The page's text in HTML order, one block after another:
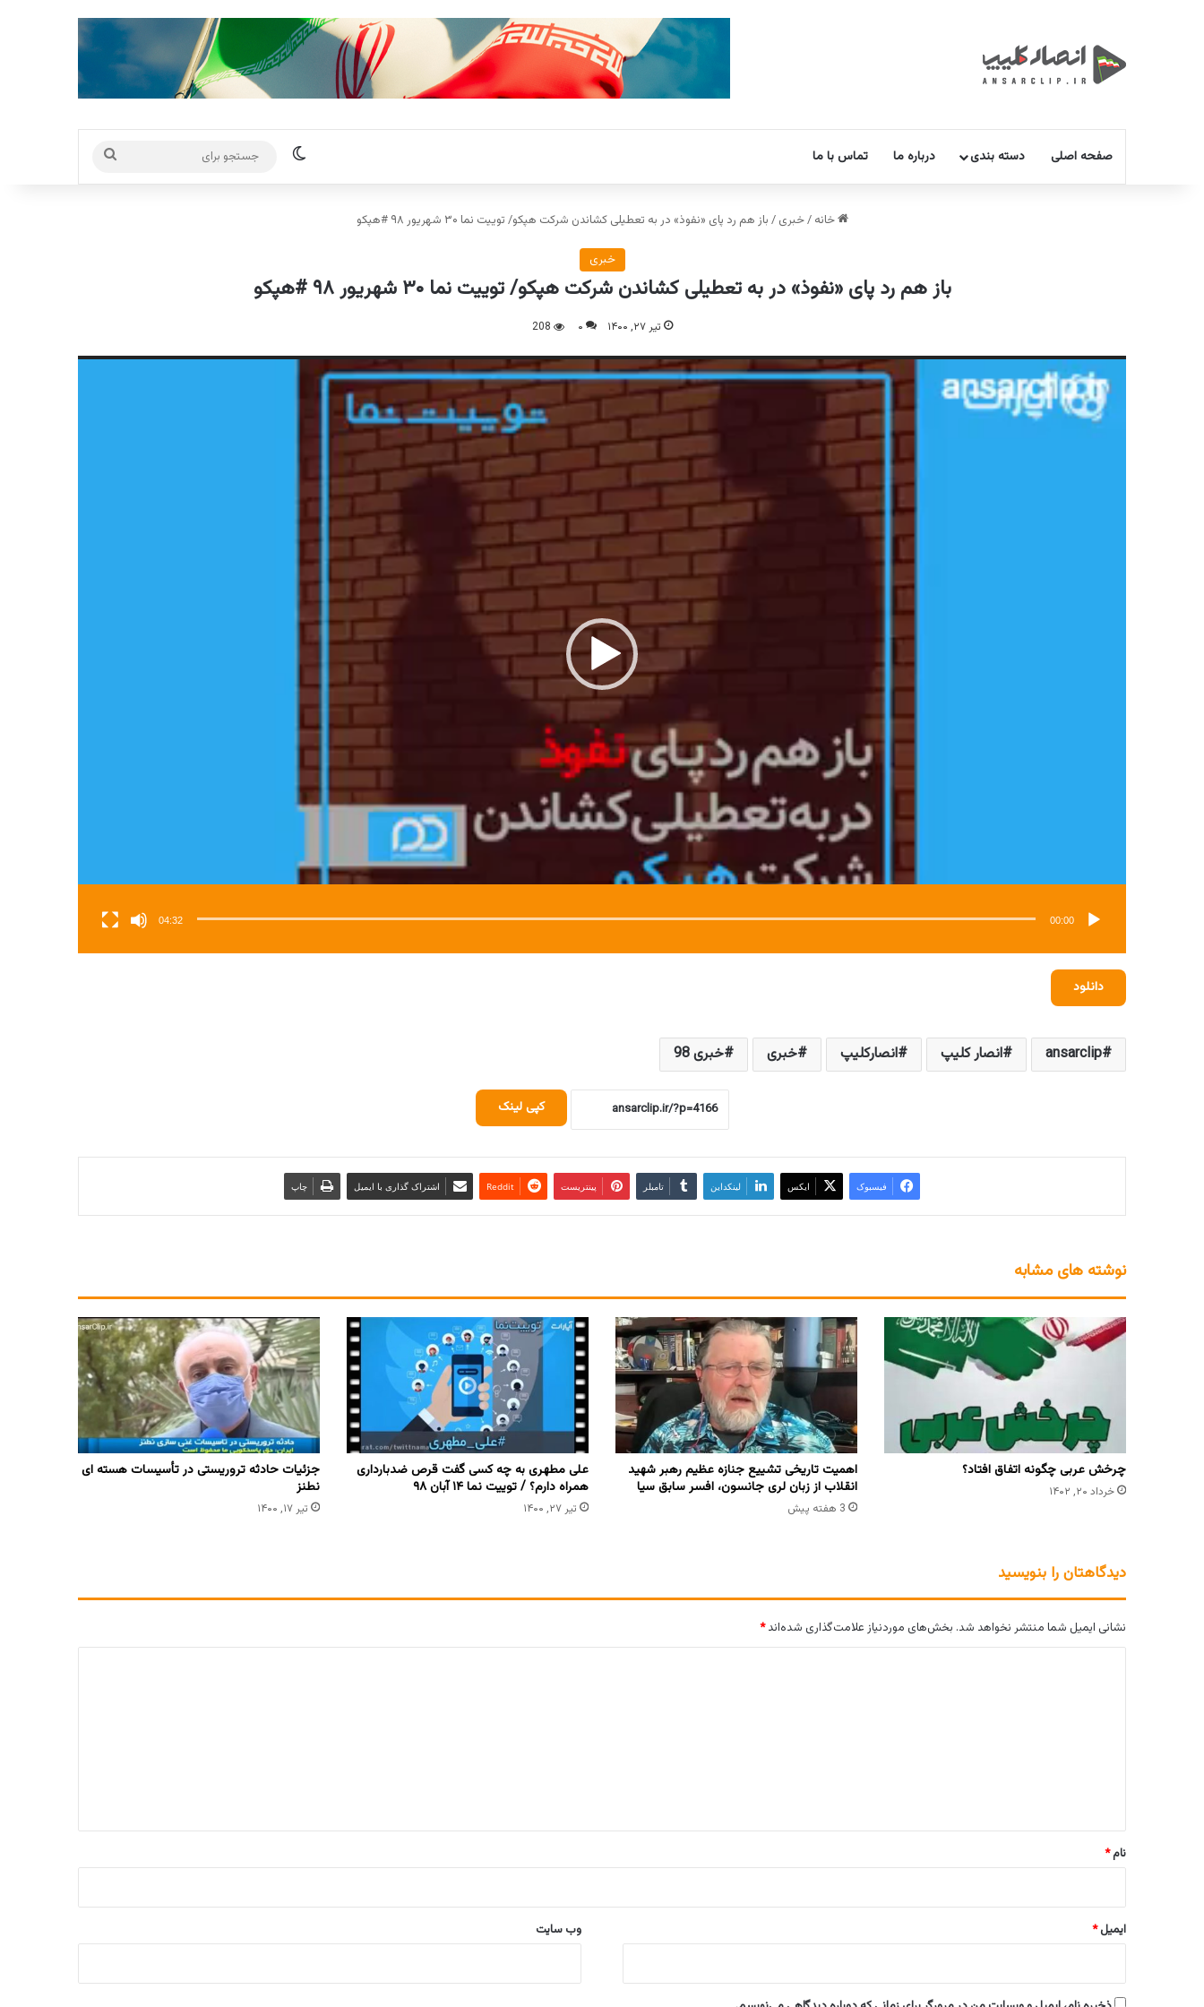
صفحه اصلی دسته بندی درباره ما تماس با ما تغییر پوسته
برای
خانه /خبری / باز هم رد پای «نفوذ» در به تعطیلی کشاندن شرکت هپکو/ توییت نما ۳۰ شهریور ۹۸ #هپکو
خبری
باز هم رد پای «نفوذ» در به تعطیلی کشاندن شرکت هپکو/ توییت نما ۳۰ شهریور ۹۸ #هپکو
تیر ۲۷, ۱۴۰۰ ۰ 208
نمایشگر
00:00
04:32
دانلود
ansarclip انصار کلیپ انصارکلیپ خبری خبری 98
کپی لینک
فیسبوک ایکس لینکداین تامبلر پینتریست Reddit اشتراک گذاری با ایمیل چاپ
نوشته های مشابه
چرخش عربی چگونه اتفاق افتاد؟
خرداد ۲۰, ۱۴۰۲
اهمیت تاریخی تشییع جنازه عظیم رهبر شهید
انقلاب از زبان لری جانسون، افسر سابق سیا
3 هفته پیش
علی مطهری به چه کسی گفت قرص ضدبارداری
همراه دارم؟ / توییت نما ۱۴ آبان ۹۸
تیر ۲۷, ۱۴۰۰
جزئیات حادثه تروریستی در تأسیسات هسته ای
نطنز
تیر ۱۷, ۱۴۰۰
دیدگاهتان را بنویسید
نشانی ایمیل شما منتشر نخواهد شد. بخش‌های موردنیاز علامت‌گذاری شده‌اند*
نام*
ایمیل* وب‌ سایت